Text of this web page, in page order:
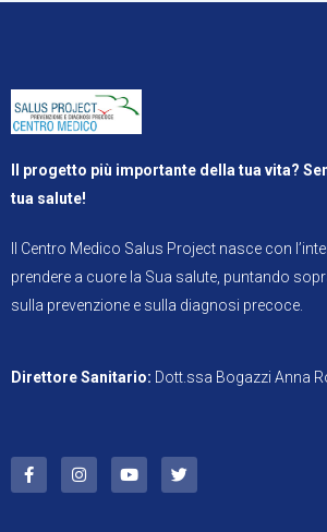
Il progetto più importante della tua vita?
tua salute!
Il Centro Medico Salus Project nasce con
prendere a cuore la Sua salute, puntando
sulla prevenzione e sulla diagnosi precoce.
Direttore Sanitario: Dott.ssa Bogazzi Anna